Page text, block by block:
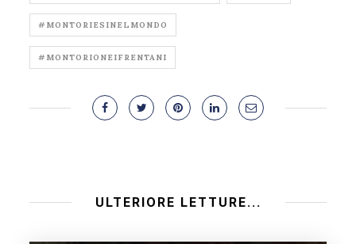
#MONTORIESINELMONDO
#MONTORIONEIFRENTANI
ULTERIORE LETTURE...